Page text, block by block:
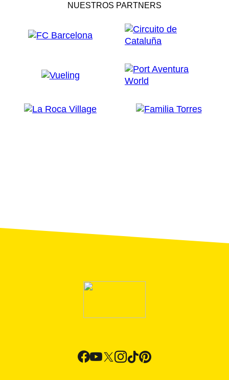
NUESTROS PARTNERS